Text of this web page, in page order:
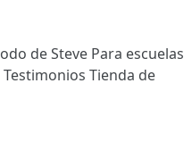
de Steve Para escuelas
Testimonios Tienda de